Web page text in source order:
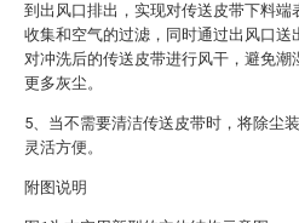
到出风口排出，实现对传送皮带下料端
收集和空气的过滤，同时通过出风口送
对冲洗后的传送皮带进行风干，避免潮
更多灰尘。
5、当不需要清洁传送皮带时，将除尘
灵活方便。
附图说明